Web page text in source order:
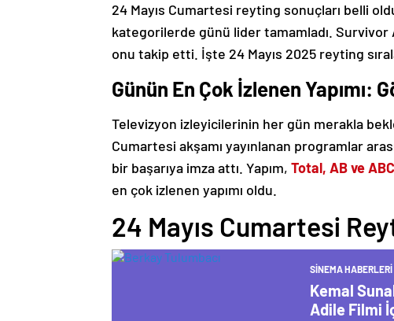
24 Mayıs Cumartesi reyting sonuçları belli
kategorilerde günü lider tamamladı. Survivor
onu takip etti. İşte 24 Mayıs 2025 reyting
Günün En Çok İzlenen Yapımı:
Televizyon izleyicilerinin her gün merakla
Cumartesi akşamı yayınlanan programlar
bir başarıya imza attı. Yapım, Total, AB ve
en çok izlenen yapımı oldu.
24 Mayıs Cumartesi
SINEMA HABERLERI
Kemal
Adile Filmi